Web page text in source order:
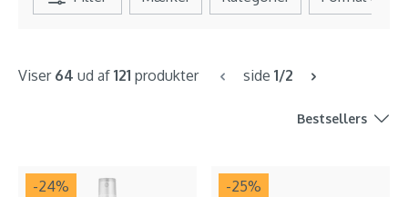
Viser 64 ud af 121 produkter side 1/2
Bestsellers
-24% -25%